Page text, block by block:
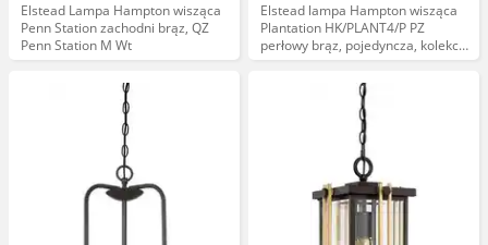
Elstead Lampa Hampton wisząca
Penn Station zachodni brąz, QZ
Penn Station M Wt
Elstead lampa Hampton wisząca
Plantation HK/PLANT4/P PZ
perłowy brąz, pojedyncza, kolekcja
Plantation